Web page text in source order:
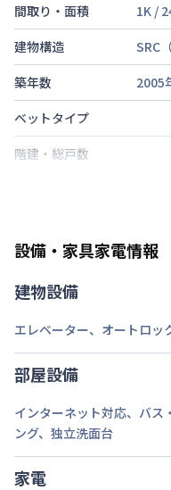
間取り・面積
1K /
建物構造
SRC
築年数
2005
ベットタイプ
階建・総戸数
禁煙・喫煙
交通
定員
1名
駐車場
次回更新日
情報
情報更新日 2026
設備・家具家電情報
建物設備
エレベーター、 オートロッ
部屋設備
インターネット対応、 バス
ング、 独立洗面台
家電